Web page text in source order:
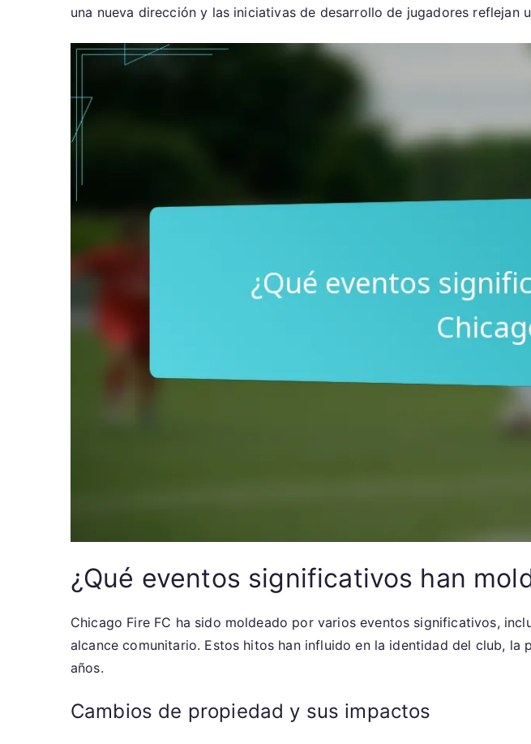
una nueva dirección y las iniciativas de desarrollo de jugadores
¿Qué eventos significativos han
Chicago Fire FC ha sido moldeado por varios eventos significativos,
alcance comunitario. Estos hitos han influido en la identidad del club,
años.
Cambios de propiedad y sus impactos